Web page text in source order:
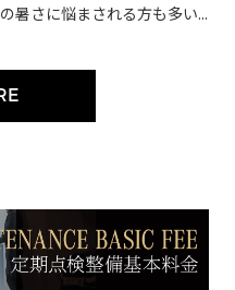
暑さに悩まされる方も多い...